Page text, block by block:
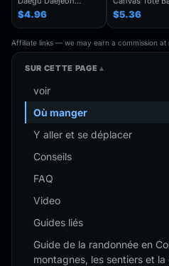
Chuncheon Andong
South Korea Fridge
Magnet Travel
Souvenir Gift
Handmade Decorative
$4.96
Seoul Souvenir
Seoul City
Bag For
Traveler,Trendy
Folding
$5.36
Affiliate links — we may earn a commission at
SUR CETTE PAGE
voir
Où manger
Y aller et se déplacer
Conseils
FAQ
Video
Guides liés
Guide de la randonnée en
montagnes, les sentiers et